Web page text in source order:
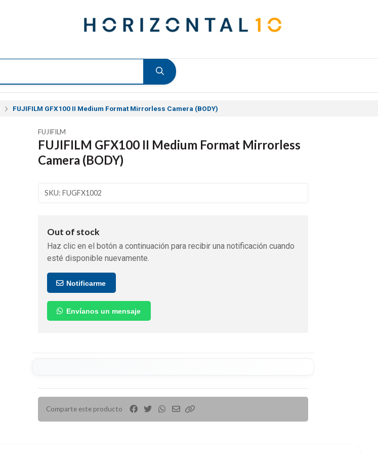
FUJIFILM GFX100 II Medium Format Mirrorless Camera (BODY)
FUJIFILM
FUJIFILM GFX100 II Medium Format Mirrorless
Camera (BODY)
SKU: FUGFX1002
Out of stock
Haz clic en el botón a continuación para recibir una notificación cuando
esté disponible nuevamente.
Notificarme
Envíanos un mensaje
Comparte este producto